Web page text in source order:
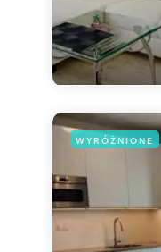
WYRÓŻNIONE